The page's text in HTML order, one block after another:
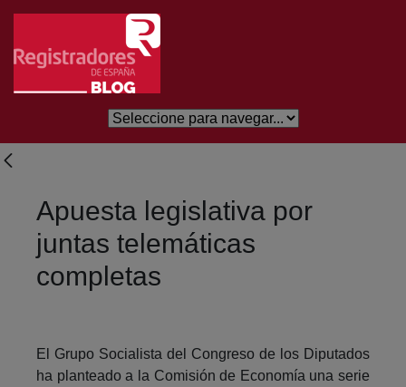
Skip to Main Content
Apuesta legislativa por
juntas telemáticas
completas
El Grupo Socialista del Congreso de los Diputados
ha planteado a la Comisión de Economía una serie